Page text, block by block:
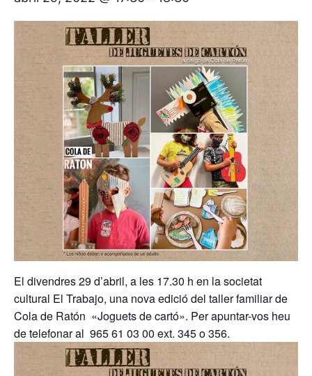
El divendres 29 d’abril, a les 17.30 h en la societat
cultural El Trabajo, una nova edició del taller familiar de
Cola de Ratón «Joguets de cartó». Per apuntar-vos heu
de telefonar al 965 61 03 00 ext. 345 o 356.